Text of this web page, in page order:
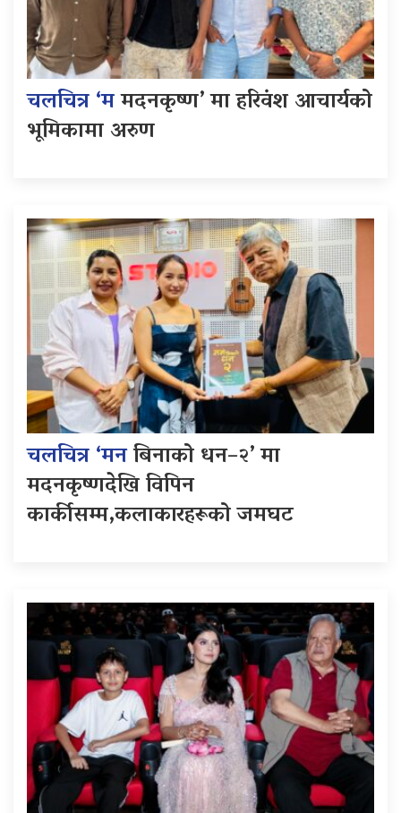
चलचित्र ‘ममदनकृष्ण’ मा हरिवंश आचार्यको
भूमिकामा अरुण
चलचित्र ‘मनबिनाको धन–२’ मा
मदनकृष्णदेखि विपिन
कार्कीसम्म,कलाकारहरूको जमघट